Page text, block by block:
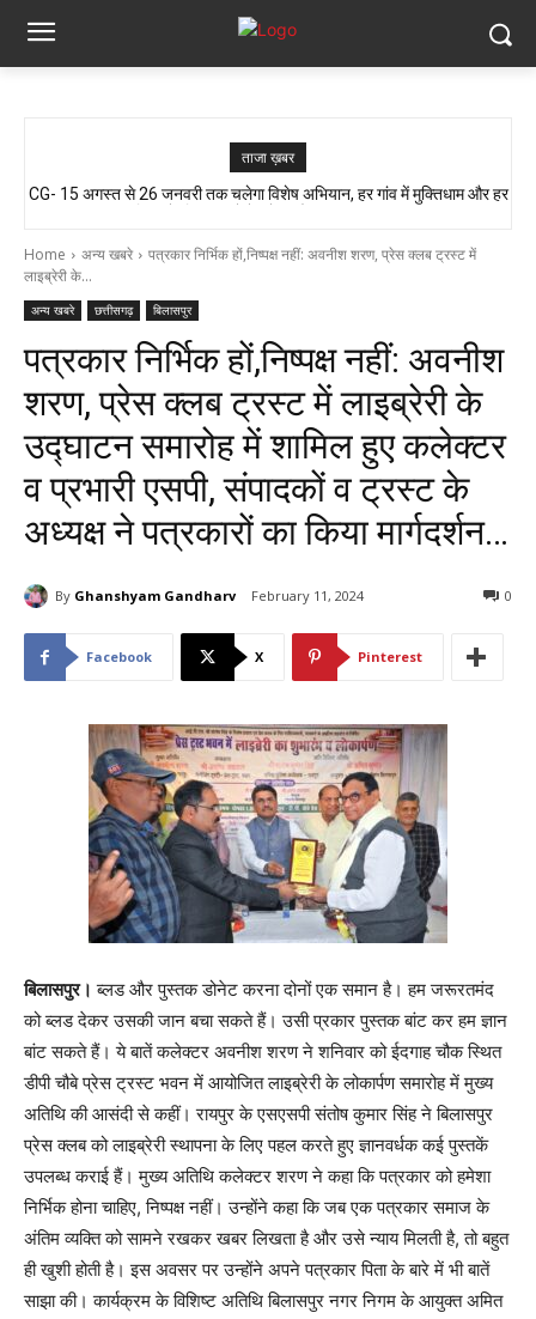
ताजा ख़बर
आजादी के जश्न की तैयारी, लेकिन यहां लोग बूंद-बूंद पानी को तरसे..!! ग्रामीण बोले- अगर
CG- 15 अगस्त से 26 जनवरी तक चलेगा विशेष अभियान, हर गांव में मुक्तिधाम और हर
Home अन्य खबरे
पत्रकार निर्भिक हों,निष्पक्ष नहीं: अवनीश शरण, प्रेस क्लब ट्रस्ट में
लाइब्रेरी के...
अन्य खबरे छत्तीसगढ़ बिलासपुर
पत्रकार निर्भिक हों,निष्पक्ष नहीं: अवनीश
शरण, प्रेस क्लब ट्रस्ट में लाइब्रेरी के
उद्घाटन समारोह में शामिल हुए कलेक्टर
व प्रभारी एसपी, संपादकों व ट्रस्ट के
अध्यक्ष ने पत्रकारों का किया मार्गदर्शन…
By Ghanshyam Gandharv February 11, 2024 0
Facebook X Pinterest
बिलासपुर। ब्लड और पुस्तक डोनेट करना दोनों एक समान है। हम जरूरतमंद
को ब्लड देकर उसकी जान बचा सकते हैं। उसी प्रकार पुस्तक बांट कर हम ज्ञान
बांट सकते हैं। ये बातें कलेक्टर अवनीश शरण ने शनिवार को ईदगाह चौक स्थित
डीपी चौबे प्रेस ट्रस्ट भवन में आयोजित लाइब्रेरी के लोकार्पण समारोह में मुख्य
अतिथि की आसंदी से कहीं। रायपुर के एसएसपी संतोष कुमार सिंह ने बिलासपुर
प्रेस क्लब को लाइब्रेरी स्थापना के लिए पहल करते हुए ज्ञानवर्धक कई पुस्तकें
उपलब्ध कराई हैं। मुख्य अतिथि कलेक्टर शरण ने कहा कि पत्रकार को हमेशा
निर्भिक होना चाहिए, निष्पक्ष नहीं। उन्होंने कहा कि जब एक पत्रकार समाज के
अंतिम व्यक्ति को सामने रखकर खबर लिखता है और उसे न्याय मिलती है, तो बहुत
ही खुशी होती है। इस अवसर पर उन्होंने अपने पत्रकार पिता के बारे में भी बातें
साझा की। कार्यक्रम के विशिष्ट अतिथि बिलासपुर नगर निगम के आयुक्त अमित